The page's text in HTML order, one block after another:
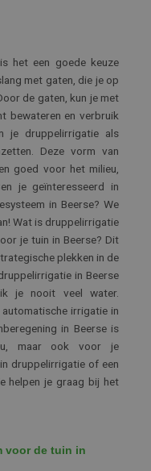
het een goede keuze
met gaten, die je op
de gaten, kun je met
bewateren en verbruik
je druppelirrigatie als
Deze vorm van
goed voor het milieu,
je geïnteresseerd in
in Beerse? We
Wat is druppelirrigatie
je tuin in Beerse? Dit
plekken in de
in Beerse
je nooit veel water.
irrigatie in
in Beerse is
maar ook voor je
druppelirrigatie of een
helpen je graag bij het
voor de tuin in